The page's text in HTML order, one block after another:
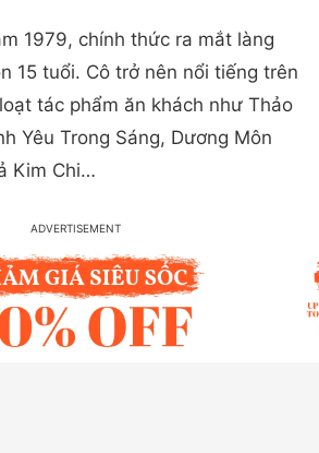
1979, chính thức ra mắt làng
15 tuổi. Cô trở nên nổi tiếng trên
tác phẩm ăn khách như Thảo
Yêu Trong Sáng, Dương Môn
Kim Chi…